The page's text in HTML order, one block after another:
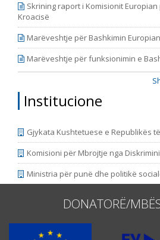
Skrining raport i Komisionit
Kroacisë
Marëveshtje për Bashkimin Europian
Marëveshtje për funksionimin e
Institucione
Gjykata Kushtetuese e Republikës
Komisioni për Mbrojtje nga
Ministria për punë dhe politikë
DONATORË/